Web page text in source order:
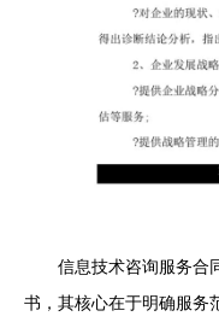
信息技术咨询服务合
书，其核心在于明确服务